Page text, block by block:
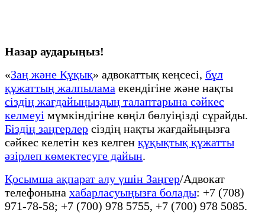
Назар аударыңыз!
«Заң және Құқық» адвокаттық кеңсесі, бұл
құжаттың жалпылама екендігіне және нақты
сіздің жағдайыңыздың талаптарына сәйкес
келмеуі мүмкіндігіне көңіл бөлуіңізді сұрайды.
Біздің заңгерлер сіздің нақты жағдайыңызға
сәйкес келетін кез келген құқықтық құжатты
әзірлеп көмектесуге дайын.
Қосымша ақпарат алу үшін Заңгер/Адвокат
телефонына хабарласуыңызға болады: +7 (708)
971-78-58; +7 (700) 978 5755, +7 (700) 978 5085.